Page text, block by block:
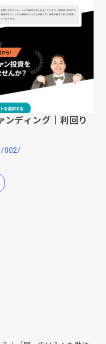
ンディング｜利回り
002/